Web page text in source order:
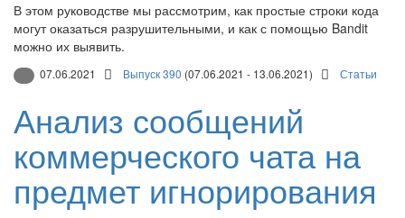
В этом руководстве мы рассмотрим, как простые строки кода
могут оказаться разрушительными, и как с помощью Bandit
можно их выявить.
07.06.2021 Выпуск 390 (07.06.2021 - 13.06.2021) Статьи
Анализ сообщений
коммерческого чата на
предмет игнорирования